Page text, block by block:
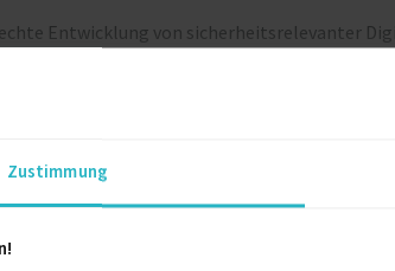
Zustimmung
Entwicklung von sicherheitsrelevanter